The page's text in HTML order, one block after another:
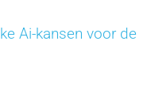
Ai-kansen voor de